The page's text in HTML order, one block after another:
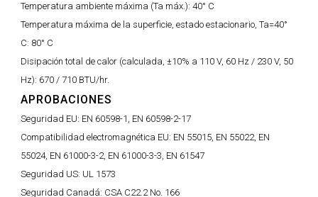
Temperatura ambiente máxima (Ta máx.): 40° C
Temperatura máxima de la superficie, estado estacionario, Ta=40°
C: 80° C
Disipación total de calor (calculada, ±10% a 110 V, 60 Hz / 230 V, 50
Hz): 670 / 710 BTU/hr.
APROBACIONES
Seguridad EU: EN 60598-1, EN 60598-2-17
Compatibilidad electromagnética EU: EN 55015, EN 55022, EN
55024, EN 61000-3-2, EN 61000-3-3, EN 61547
Seguridad US: UL 1573
Seguridad Canadá: CSA C22.2 No. 166